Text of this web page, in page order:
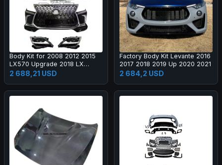
Body Kit for 2008 2012 2015
LX570 Upgrade 2018 LX
Super Sport Grille Bumper Led
Headlamp Fog Lamp Tail Light
2 688,21 USD
Factory Body Kit Levante 2016
2017 2018 2019 Up 2020 2021
2 684,2 USD